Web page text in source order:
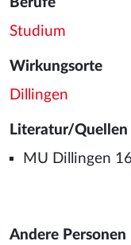
Studium
Wirkungsorte
Dillingen
Literatur/Quellen
MU Dillingen
Andere